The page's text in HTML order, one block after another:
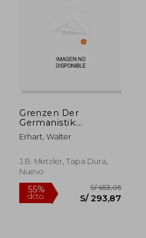
Grenzen Der
Germanistik:
Rephilologisierung
Oder Erweiterung?
Erhart, Walter
J.B. Metzler, Tapa Dura,
Nuevo